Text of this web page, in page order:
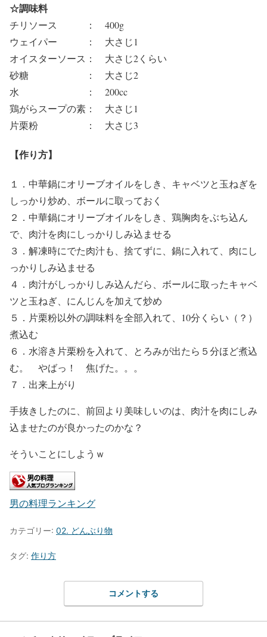
☆調味料
チリソース ： 400g
ウェイパー ： 大さじ1
オイスターソース： 大さじ2くらい
砂糖 ： 大さじ2
水 ： 200cc
鶏がらスープの素： 大さじ1
片栗粉 ： 大さじ3
【作り方】
１．中華鍋にオリーブオイルをしき、キャベツと玉ねぎを
しっかり炒め、ボールに取っておく
２．中華鍋にオリーブオイルをしき、鶏胸肉をぶち込ん
で、肉汁を肉にしっかりしみ込ませる
３．解凍時にでた肉汁も、捨てずに、鍋に入れて、肉にし
っかりしみ込ませる
４．肉汁がしっかりしみ込んだら、ボールに取ったキャベ
ツと玉ねぎ、にんじんを加えて炒め
５．片栗粉以外の調味料を全部入れて、10分くらい（？）
煮込む
６．水溶き片栗粉を入れて、とろみが出たら５分ほど煮込
む。 やばっ！ 焦げた。。。
７．出来上がり
手抜きしたのに、前回より美味しいのは、肉汁を肉にしみ
込ませたのが良かったのかな？
そういことにしようｗ
男の料理ランキング
カテゴリー: 02. どんぶり物
タグ: 作り方
コメントする